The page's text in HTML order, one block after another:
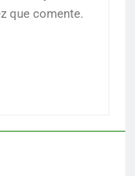
que comente.